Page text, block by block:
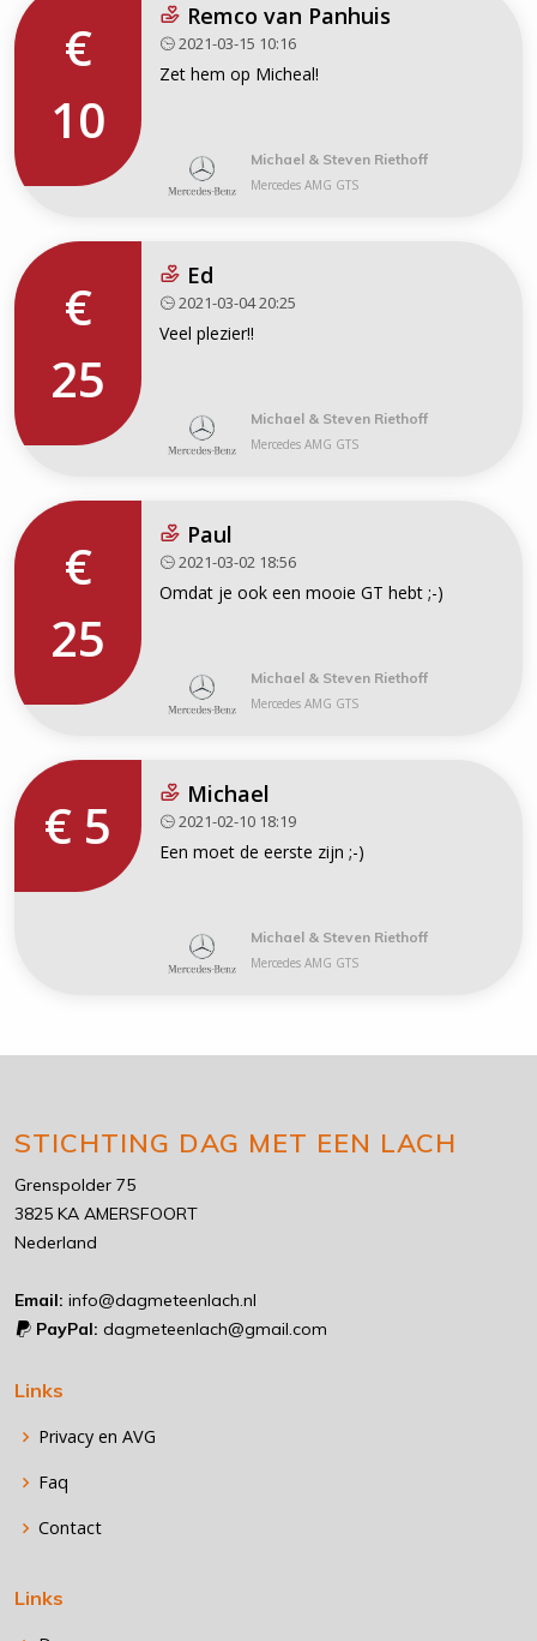
€
10
Remco van Panhuis
2021-03-15 10:16
Zet hem op Micheal!
Michael & Steven Riethoff
Mercedes AMG GTS
€
25
Ed
2021-03-04 20:25
Veel plezier!!
Michael & Steven Riethoff
Mercedes AMG GTS
€
25
Paul
2021-03-02 18:56
Omdat je ook een mooie GT hebt ;-)
Michael & Steven Riethoff
Mercedes AMG GTS
€ 5 Michael
2021-02-10 18:19
Een moet de eerste zijn ;-)
Michael & Steven Riethoff
Mercedes AMG GTS
STICHTING DAG MET EEN LACH
Grenspolder 75
3825 KA AMERSFOORT
Nederland
Email: info@dagmeteenlach.nl
PayPal: dagmeteenlach@gmail.com
Links
Privacy en AVG
Faq
Contact
Links